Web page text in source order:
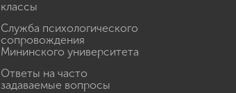
классы
Служба психологического
сопровождения
Мининского университета
Ответы на часто
задаваемые вопросы